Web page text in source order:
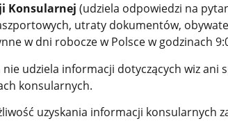
Konsularnej (udziela odpowiedzi na
utraty dokumentów,
w dni robocze w Polsce w godzinach
udziela informacji dotyczących wiz ani
konsularnych.
uzyskania informacji konsularnych